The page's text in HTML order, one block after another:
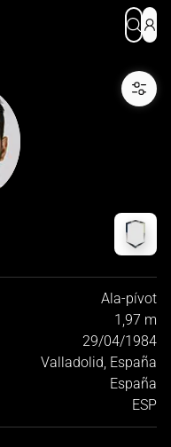
Ala-pívot
1,97 m
29/04/1984
Valladolid, España
España
ESP